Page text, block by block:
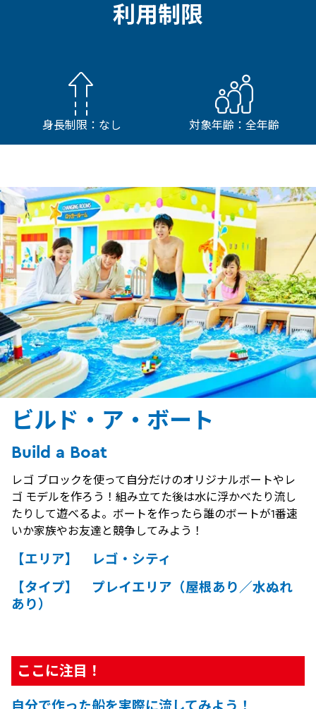
利用制限
身長制限：なし 対象年齢：全年齢
ビルド・ア・ボート
Build a Boat
レゴ ブロックを使って自分だけのオリジナルボートやレ
ゴ モデルを作ろう！組み立てた後は水に浮かべたり流し
たりして遊べるよ。ボートを作ったら誰のボートが1番速
いか家族やお友達と競争してみよう！
【エリア】 レゴ・シティ
【タイプ】 プレイエリア（屋根あり／水ぬれ
あり）
ここに注目！
自分で作った船を実際に流してみよう！